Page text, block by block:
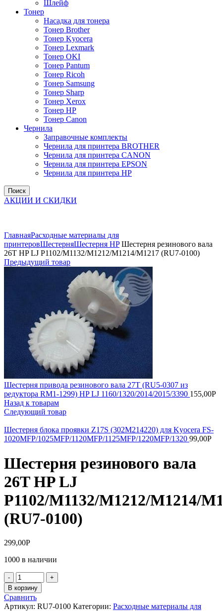
Шлейф
Тонер
Насадка для тонера
Тонер Brother
Тонер Kyocera
Тонер Lexmark
Тонер OKI
Тонер Pantum
Тонер Ricoh
Тонер Samsung
Тонер Sharp
Тонер Xerox
Тонер НР
Тонер Саnon
Чернила
Заправочные комплекты
Чернила для принтера BROTHER
Чернила для принтера CANON
Чернила для принтера EPSON
Чернила для принтера HP
Поиск
АКЦИИ И СКИДКИ
ГлавнаяРасходные материалы для
принтеровШестерняШестерня HPШестерня резинового вала
26T HP LJ P1102/M1132/M1212/M1214/M1217 (RU7-0100)
Предыдущий товар
Шестерня привода резинового вала 27T (RU5-0307 из
редуктора RM1-1299) HP LJ 1160/1320/2014/2015/3390 155,00Р
Назад к товарам
Следующий товар
Шестерня блока проявки Z17S (302M214220) для Kyocera FS-
1020MFP/1025MFP/1120MFP/1125MFP/1220MFP/1320 99,00Р
Шестерня резинового вала
26T HP LJ
P1102/M1132/M1212/M1214/
(RU7-0100)
299,00Р
1000 в наличии
Количество
товара
Шестерня
резинового
В корзину
Сравнить
Артикул: RU7-0100 Категории: Расходные материалы для